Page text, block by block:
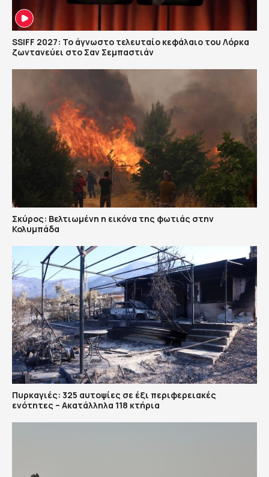
SSIFF 2027: Το άγνωστο τελευταίο κεφάλαιο του Λόρκα
ζωντανεύει στο Σαν Σεμπαστιάν
Σκύρος: Βελτιωμένη η εικόνα της φωτιάς στην
Κολυμπάδα
Πυρκαγιές: 325 αυτοψίες σε έξι περιφερειακές
ενότητες – Ακατάλληλα 118 κτήρια